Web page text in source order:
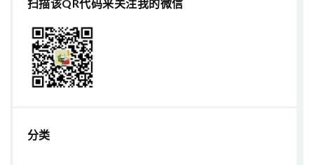
扫描该QR代码来关注我的微信
分类